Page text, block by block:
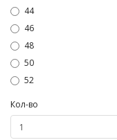
44
46
48
50
52
Кол-во